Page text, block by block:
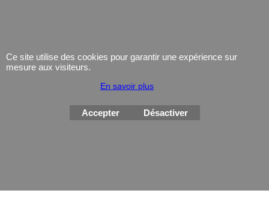
avec le logiciel
eCommerce ShopFactory
Ce site utilise des cookies pour garantir une expérience sur
mesure aux visiteurs.
En savoir plus
Accepter Désactiver